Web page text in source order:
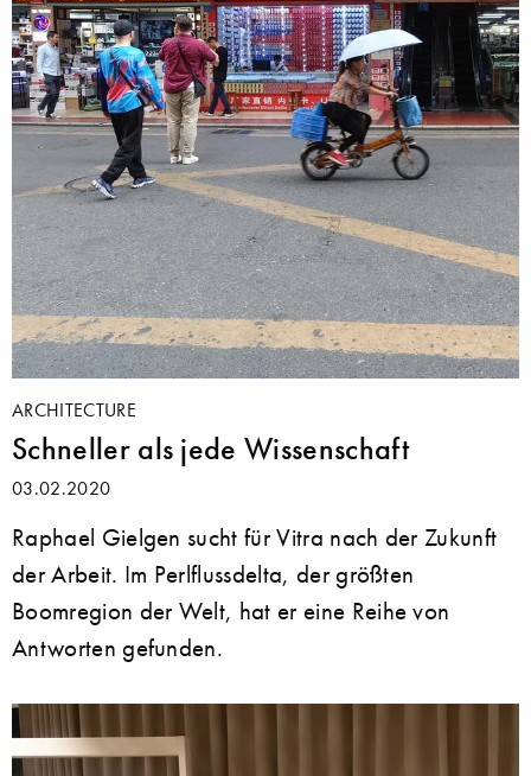
ARCHITECTURE
Schneller als jede Wissenschaft
03.02.2020
Raphael Gielgen sucht für Vitra nach der Zukunft
der Arbeit. Im Perlflussdelta, der größten
Boomregion der Welt, hat er eine Reihe von
Antworten gefunden.